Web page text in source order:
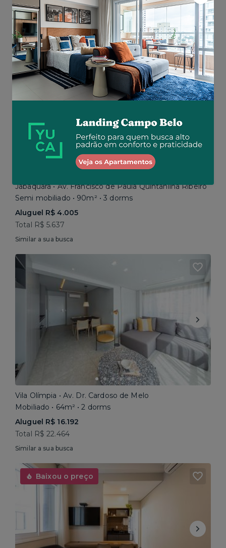
Aluguel R$ 5.200
Total R$ 5.200
Similar a sua busca
Jabaquara • Av. Francisco de Paula Quintanilha Ribeiro
Semi mobiliado • 90m² • 3 dorms
Aluguel R$ 4.005
Total R$ 5.637
Similar a sua busca
Vila Olímpia • Av. Dr. Cardoso de Melo
Mobiliado • 64m² • 2 dorms
Aluguel R$ 16.192
Total R$ 22.464
Similar a sua busca
Baixou o preço